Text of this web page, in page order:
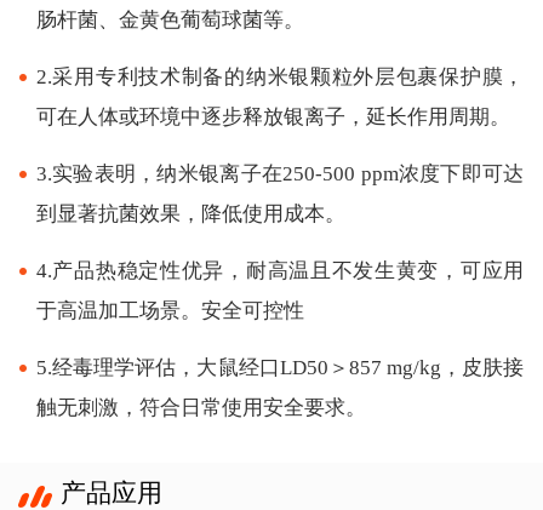
肠杆菌、金黄色葡萄球菌等。
2.采用专利技术制备的纳米银颗粒外层包裹保护膜，
可在人体或环境中逐步释放银离子，延长作用周期。
3.实验表明，纳米银离子在250-500 ppm浓度下即可达
到显著抗菌效果，降低使用成本。
4.产品热稳定性优异，耐高温且不发生黄变，可应用
于高温加工场景。安全可控性
5.经毒理学评估，大鼠经口LD50＞857 mg/kg，皮肤接
触无刺激，符合日常使用安全要求。
产品应用